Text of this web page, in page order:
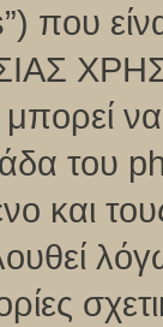
που
του
και